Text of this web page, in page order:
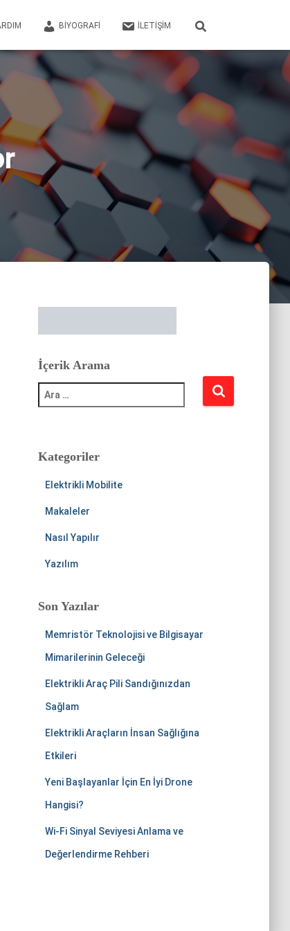
BIYOGRAFI İLETIŞIM
İçerik Arama
:Kategoriler
Elektrikli Mobilite
Makaleler
Nasıl Yapılır
Yazılım
Son Yazılar
Memristör Teknolojisi ve Bilgisayar
Mimarilerinin Geleceği
Elektrikli Araç Pili Sandığınızdan
Sağlam
Elektrikli Araçların İnsan Sağlığına
Etkileri
Yeni Başlayanlar İçin En İyi Drone
Hangisi?
Wi-Fi Sinyal Seviyesi Anlama ve
Değerlendirme Rehberi